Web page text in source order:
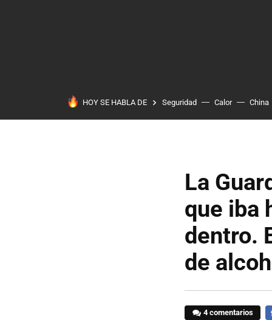
HOY SE HABLA DE Seguridad Calor China
La
que iba
dentro.
de
4 comentarios